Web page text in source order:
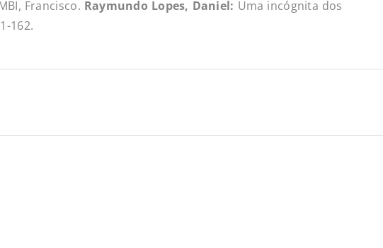
Francisco. Raymundo Lopes, Daniel: Uma incógnita dos
162.